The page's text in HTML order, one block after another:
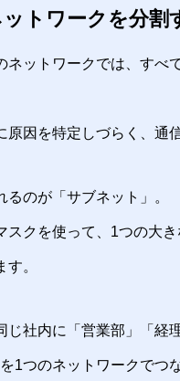
トワークを分割
ネットワークでは、すべ
原因を特定しづらく、通
るのが「サブネット」。
スクを使って、1つの大
。
じ社内に「営業部」「経
1つのネットワークでつ